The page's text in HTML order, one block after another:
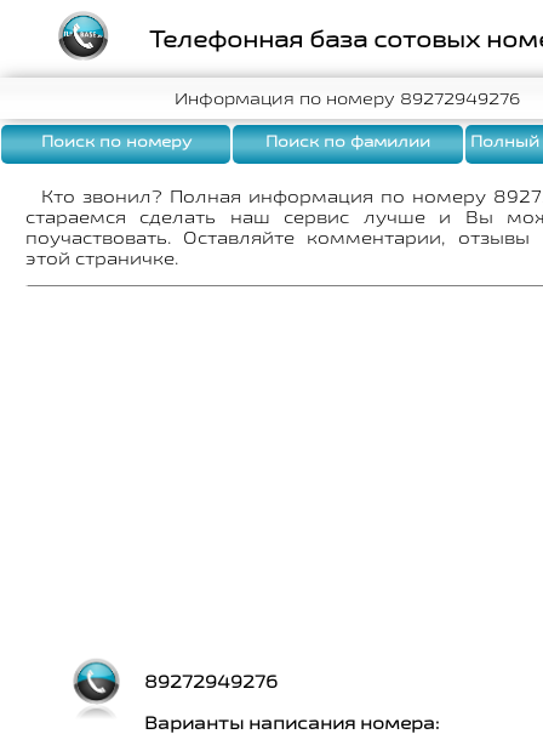
Кто звонил? Полная информация по номеру
стараемся сделать наш сервис лучше и Вы
поучаствовать. Оставляйте комментарии,
этой страничке.
89272949276
Варианты написания номера:
Телефонная база сотовых
Информация по номеру 89272949276
Поиск по номеру Поиск по фамилии Полный